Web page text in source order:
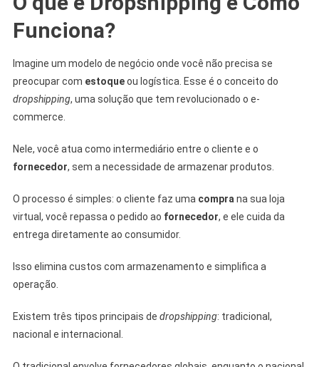
Funciona?
Imagine um modelo de negócio onde você não precisa se
preocupar com estoqueou logística. Esse é o conceito do
dropshipping, uma solução que tem revolucionado o e-
commerce.
Nele, você atua como intermediário entre o cliente e o
fornecedor, sem a necessidade de armazenar produtos.
O processo é simples: o cliente faz uma compra na sua loja
virtual, você repassa o pedido ao fornecedor, e ele cuida da
entrega diretamente ao consumidor.
Isso elimina custos com armazenamento e simplifica a
operação.
Existem três tipos principais de dropshipping: tradicional,
nacional e internacional.